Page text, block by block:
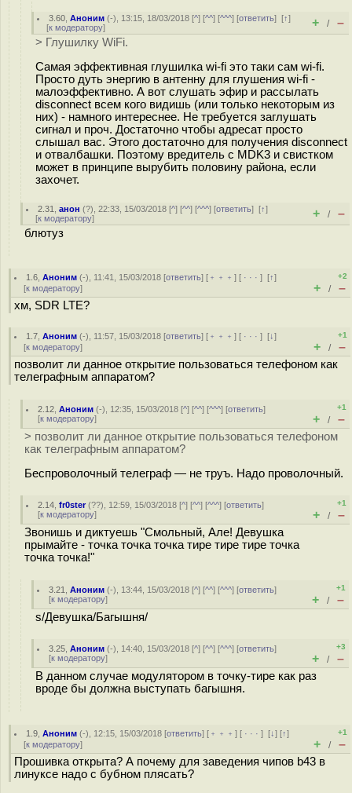
3.60 ,Аноним (-), 13:15, 18/03/2018 [^] [^^] [^^^] [ответить][↑]
[к модератору] + / –
> Глушилку WiFi.
Самая эффективная глушилка wi-fi это таки сам wi-fi.
Просто дуть энергию в антенну для глушения wi-fi -
малоэффективно. А вот слушать эфир и рассылать
disconnect всем кого видишь (или только некоторым из
них) - намного интереснее. Не требуется заглушать
сигнал и проч. Достаточно чтобы адресат просто
слышал вас. Этого достаточно для получения disconnect
и отвалбашки. Поэтому вредитель с MDK3 и свистком
может в принципе вырубить половину района, если
захочет.
2.31 ,анон (?), 22:33, 15/03/2018 [^] [^^] [^^^] [ответить][↑]
[к модератору] + / –
блютуз
1.6 ,Аноним (-), 11:41, 15/03/2018 [ответить] [ ﹢﹢﹢] [ · · ·][↑]
[к модератору]
+2
+ / –
хм, SDR LTE?
1.7 ,Аноним (-), 11:57, 15/03/2018 [ответить] [ ﹢﹢﹢] [ · · ·][↓]
[к модератору]
+1
+ / –
позволит ли данное открытие пользоваться телефоном как
телеграфным аппаратом?
2.12 ,Аноним (-), 12:35, 15/03/2018 [^] [^^] [^^^] [ответить]
[к модератору]
+1
+ / –
> позволит ли данное открытие пользоваться телефоном
как телеграфным аппаратом?
Беспроволочный телеграф — не труъ. Надо проволочный.
2.14 ,fr0ster(??), 12:59, 15/03/2018 [^] [^^] [^^^] [ответить]
[к модератору]
+1
+ / –
Звонишь и диктуешь "Смольный, Але! Девушка
прымайте - точка точка точка тире тире тире точка
точка точка!"
3.21 ,Аноним (-), 13:44, 15/03/2018 [^] [^^] [^^^] [ответить]
[к модератору]
+1
+ / –
s/Девушка/Багышня/
3.25 ,Аноним (-), 14:40, 15/03/2018 [^] [^^] [^^^] [ответить]
[к модератору]
+3
+ / –
В данном случае модулятором в точку-тире как раз
вроде бы должна выступать багышня.
1.9 ,Аноним (-), 12:15, 15/03/2018 [ответить] [ ﹢﹢﹢] [ · · ·][↓] [↑]
[к модератору]
+1
+ / –
Прошивка открыта? А почему для заведения чипов b43 в
линуксе надо с бубном плясать?